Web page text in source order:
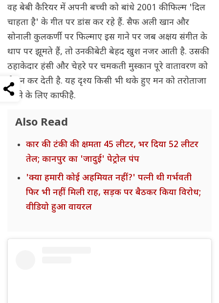
वह बेबी कैरियर में अपनी बच्ची को बांधे 2001 की फिल्म 'दिल
चाहता है' के गीत पर डांस कर रहे हैं. सैफ अली खान और
सोनाली कुलकर्णी पर फिल्माए इस गाने पर जब अक्षय संगीत के
थाप पर झूमते हैं, तो उनकी बेटी बेहद खुश नजर आती है. उसकी
ठहाकेदार हंसी और चेहरे पर चमकती मुस्कान पूरे वातावरण को
रोशन कर देती है. यह दृश्य किसी भी थके हुए मन को तरोताजा
करने के लिए काफी है.
Also Read
कार की टंकी की क्षमता 45 लीटर, भर दिया 52 लीटर
तेल; कानपुर का 'जादुई' पेट्रोल पंप
'क्या हमारी कोई अहमियत नहीं?' पत्नी थी गर्भवती
फिर भी नहीं मिली राह, सड़क पर बैठकर किया विरोध;
वीडियो हुआ वायरल